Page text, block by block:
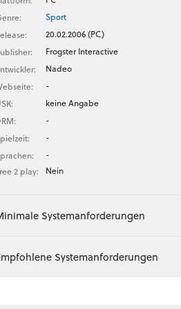
Sport
20.02.2006 (PC)
Frogster Interactive
Nadeo
-
keine Angabe
-
-
-
2 play:
Nein
Systemanforderungen
Systemanforderungen